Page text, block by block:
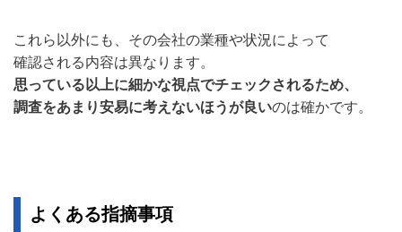
これら以外にも、その会社の業種や状況によって
確認される内容は異なります。
思っている以上に細かな視点でチェックされるため、
調査をあまり安易に考えないほうが良いのは確かです。
よくある指摘事項